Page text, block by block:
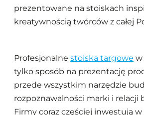
prezentowane na stoiskach
kreatywnością twórców z całej
Profesjonalne stoiska targowe w
tylko sposób na prezentację
przede wszystkim narzędzie
rozpoznawalności marki i relacji
Firmy coraz częściej inwestują